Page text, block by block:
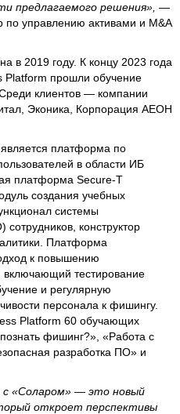
предлагаемого решения», —
по управлению активами и M&A
в 2019 году. К концу 2023 года
прошли обучение
клиентов — компании
Эконика, Корпорация АЕОН
платформа по
в области ИБ
платформа Secure-T
создания учебных
системы
конструктор
Платформа
к повышению
включающий тестирование
и регулярную
персонала к фишингу.
Platform 60 обучающих
фишинг?», «Работа с
разработка ПО» и
«Соларом» — это новый
откроет перспективы